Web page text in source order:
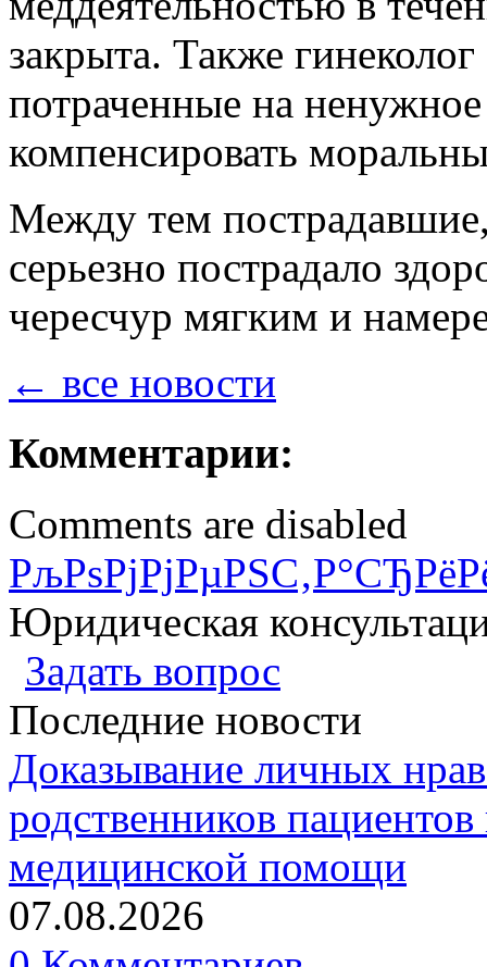
закрыта. Также
потраченные на
компенсировать
Между тем
серьезно пострадало
чересчур мягким и
← все новости
Комментарии:
Comments are disabled
Юридическая
Задать вопрос
Последние новости
Доказывание личных
родственников
медицинской помощи
07.08.2026